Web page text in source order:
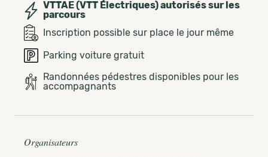
VTTAE (VTT Électriques) autorisés sur les
parcours
Inscription possible sur place le jour même
Parking voiture gratuit
Randonnées pédestres disponibles pour les
accompagnants
Organisateurs